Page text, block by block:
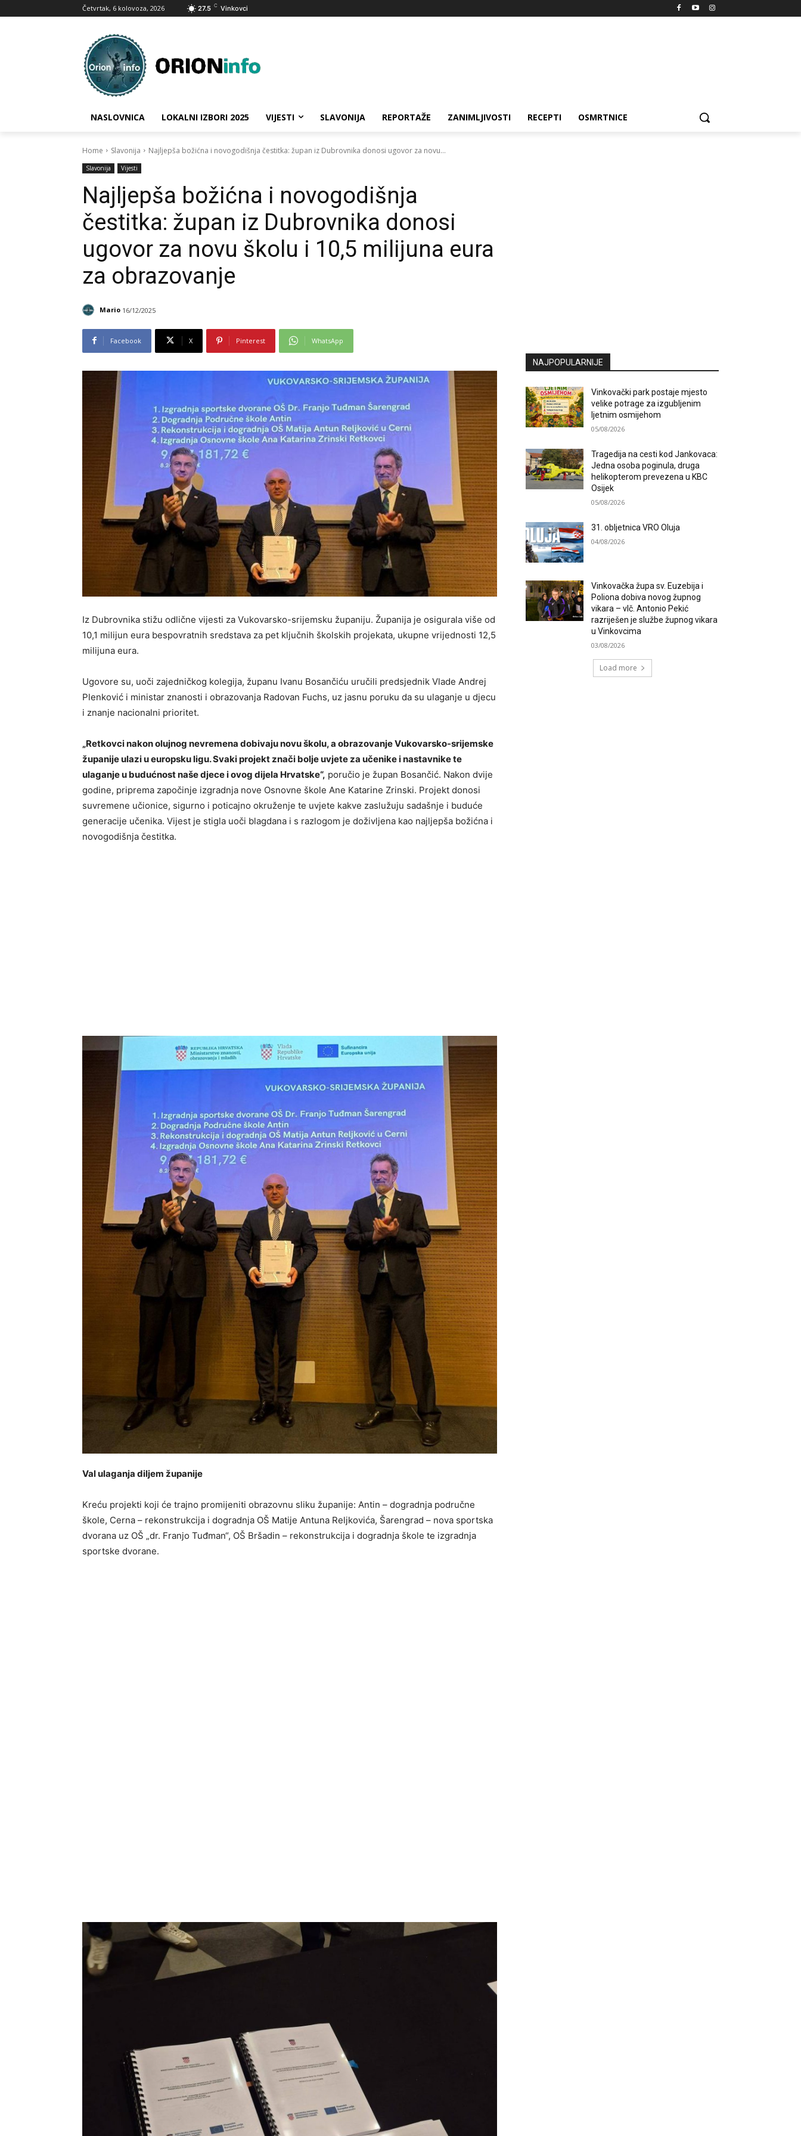
Četvrtak, 6 kolovoza, 2026 27.5 C Vinkovci
NASLOVNICA LOKALNI IZBORI 2025 VIJESTI SLAVONIJA REPORTAŽE ZANIMLJIVOSTI RECEPTI OSMRTNICE
Home Slavonija Najljepša božićna i novogodišnja čestitka: župan iz Dubrovnika donosi ugovor za novu...
Slavonija Vijesti
Najljepša božićna i novogodišnja
čestitka: župan iz Dubrovnika donosi
ugovor za novu školu i 10,5 milijuna eura
za obrazovanje
Mario 16/12/2025
Facebook X Pinterest WhatsApp
Iz Dubrovnika stižu odlične vijesti za Vukovarsko-srijemsku županiju. Županija je osigurala više od
10,1 milijun eura bespovratnih sredstava za pet ključnih školskih projekata, ukupne vrijednosti 12,5
milijuna eura.
Ugovore su, uoči zajedničkog kolegija, županu Ivanu Bosančiću uručili predsjednik Vlade Andrej
Plenković i ministar znanosti i obrazovanja Radovan Fuchs, uz jasnu poruku da su ulaganje u djecu
i znanje nacionalni prioritet.
„Retkovci nakon olujnog nevremena dobivaju novu školu, a obrazovanje Vukovarsko-srijemske
županije ulazi u europsku ligu. Svaki projekt znači bolje uvjete za učenike i nastavnike te
ulaganje u budućnost naše djece i ovog dijela Hrvatske“, poručio je župan Bosančić. Nakon dvije
godine, priprema započinje izgradnja nove Osnovne škole Ane Katarine Zrinski. Projekt donosi
suvremene učionice, sigurno i poticajno okruženje te uvjete kakve zaslužuju sadašnje i buduće
generacije učenika. Vijest je stigla uoči blagdana i s razlogom je doživljena kao najljepša božićna i
novogodišnja čestitka.
Val ulaganja diljem županije
Kreću projekti koji će trajno promijeniti obrazovnu sliku županije: Antin – dogradnja područne
škole, Cerna – rekonstrukcija i dogradnja OŠ Matije Antuna Reljkovića, Šarengrad – nova sportska
dvorana uz OŠ „dr. Franjo Tuđman“, OŠ Bršadin – rekonstrukcija i dogradnja škole te izgradnja
sportske dvorane.
NAJPOPULARNIJE
Vinkovački park postaje mjesto
velike potrage za izgubljenim
ljetnim osmijehom
05/08/2026
Tragedija na cesti kod Jankovaca:
Jedna osoba poginula, druga
helikopterom prevezena u KBC
Osijek
05/08/2026
31. obljetnica VRO Oluja
04/08/2026
Vinkovačka župa sv. Euzebija i
Poliona dobiva novog župnog
vikara – vlč. Antonio Pekić
razriješen je službe župnog vikara
u Vinkovcima
03/08/2026
Load more